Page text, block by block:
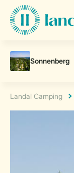
Landal Camping